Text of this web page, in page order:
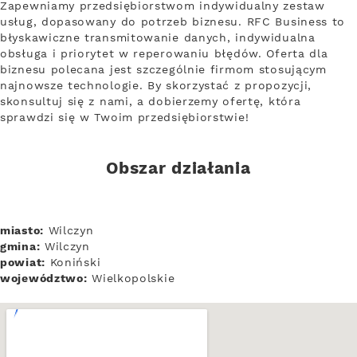
Zapewniamy przedsiębiorstwom indywidualny zestaw
usług, dopasowany do potrzeb biznesu. RFC Business to
błyskawiczne transmitowanie danych, indywidualna
obsługa i priorytet w reperowaniu błędów. Oferta dla
biznesu polecana jest szczególnie firmom stosującym
najnowsze technologie. By skorzystać z propozycji,
skonsultuj się z nami, a dobierzemy ofertę, która
sprawdzi się w Twoim przedsiębiorstwie!
Obszar działania
miasto: Wilczyn
gmina: Wilczyn
powiat: Koniński
województwo: Wielkopolskie